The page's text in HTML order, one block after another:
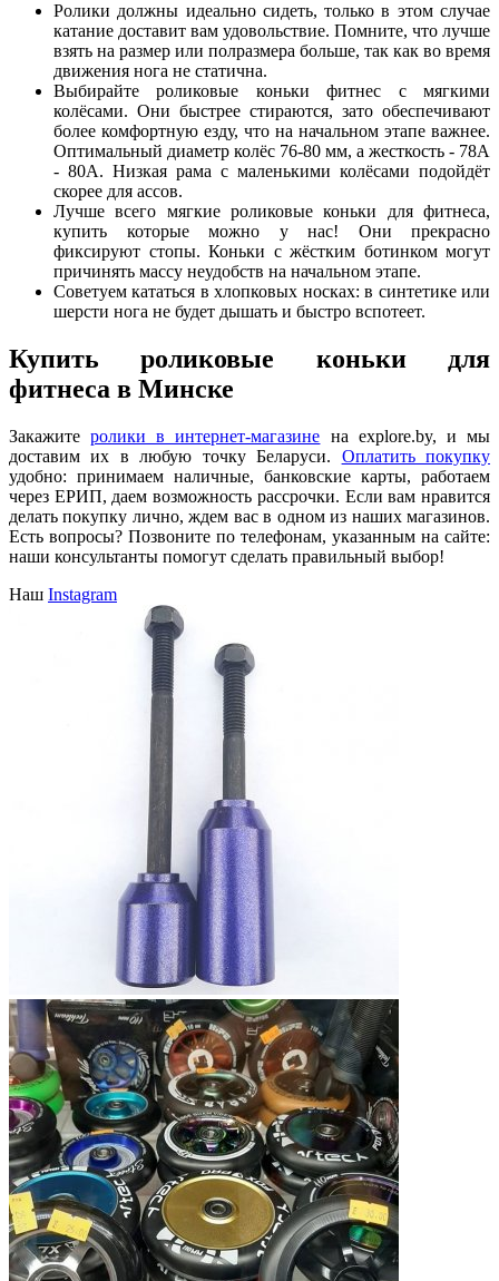
Ролики должны идеально сидеть, только в этом случае
катание доставит вам удовольствие. Помните, что лучше
взять на размер или полразмера больше, так как во время
движения нога не статична.
Выбирайте роликовые коньки фитнес с мягкими
колёсами. Они быстрее стираются, зато обеспечивают
более комфортную езду, что на начальном этапе важнее.
Оптимальный диаметр колёс 76-80 мм, а жесткость - 78А
- 80А. Низкая рама с маленькими колёсами подойдёт
скорее для ассов.
Лучше всего мягкие роликовые коньки для фитнеса,
купить которые можно у нас! Они прекрасно
фиксируют стопы. Коньки с жёстким ботинком могут
причинять массу неудобств на начальном этапе.
Советуем кататься в хлопковых носках: в синтетике или
шерсти нога не будет дышать и быстро вспотеет.
Купить роликовые коньки для
фитнеса в Минске
Закажитеролики в интернет-магазине на explore.by, и мы
доставим их в любую точку Беларуси. Оплатить покупку
удобно: принимаем наличные, банковские карты, работаем
через ЕРИП, даем возможность рассрочки. Если вам нравится
делать покупку лично, ждем вас в одном из наших магазинов.
Есть вопросы? Позвоните по телефонам, указанным на сайте:
наши консультанты помогут сделать правильный выбор!
Наш Instagram